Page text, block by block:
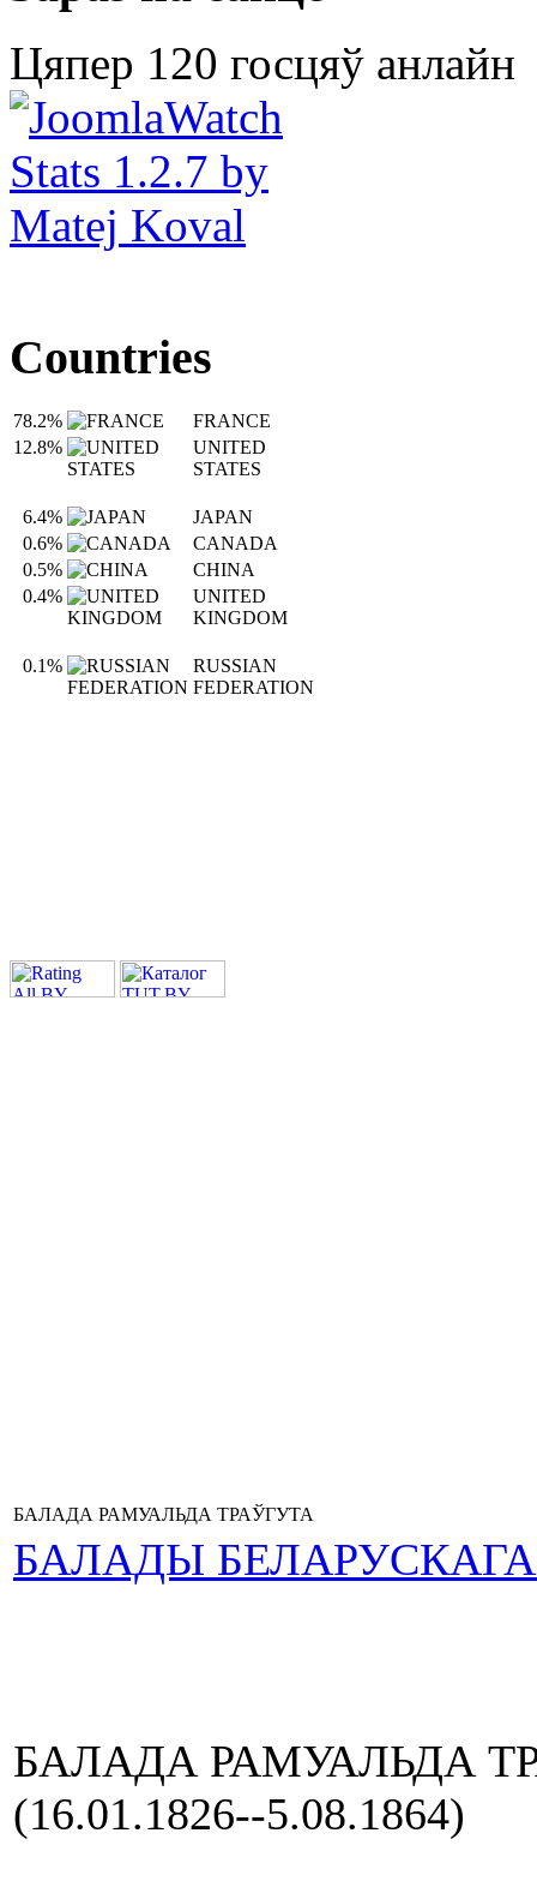
Цяпер 120 госцяў анлайн
Countries
78.2%
FRANCE
12.8%
UNITED
STATES
6.4%
JAPAN
0.6%
CANADA
0.5%
CHINA
0.4%
UNITED
KINGDOM
0.1%
RUSSIAN
FEDERATION
БАЛАДА РАМУАЛЬДА ТРАЎГУТА
БАЛАДЫ
БАЛАДА РАМУАЛЬДА
(16.01.1826--5.08.1864)